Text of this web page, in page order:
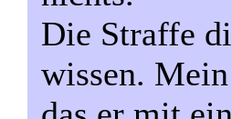
Die Straffe
wissen.